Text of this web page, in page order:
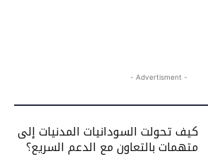
- Advertisment -
كيف تحولت السودانيات المدنيات إلى
متهمات بالتعاون مع الدعم السريع؟